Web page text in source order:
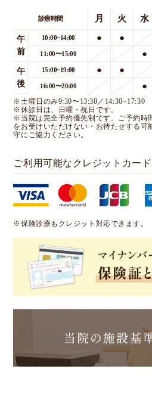
診療時間 月 火 水
午
前
10:00~14:00 ● ●
11:00〜15:00 ●
午
後
15:00~19:00 ● ●
16:00〜20:00 ●
※土曜日のみ9:30〜13:30／14:30~17:30
※休診日は、日曜・祝日です。
※当院は完全予約優先制です。ご予約時
をお受けいただけない・お待たせする可
守にご協力ください。
ご利用可能なクレジットカード
※保険診療もクレジット対応できます。